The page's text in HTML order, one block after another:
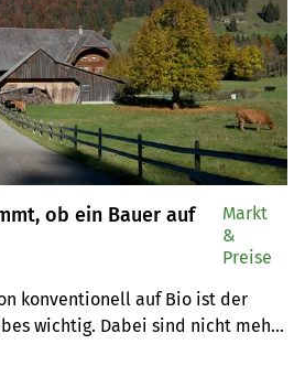
ob ein Bauer auf
konventionell auf Bio ist der
wichtig. Dabei sind nicht mehr
Markt
&
Preise